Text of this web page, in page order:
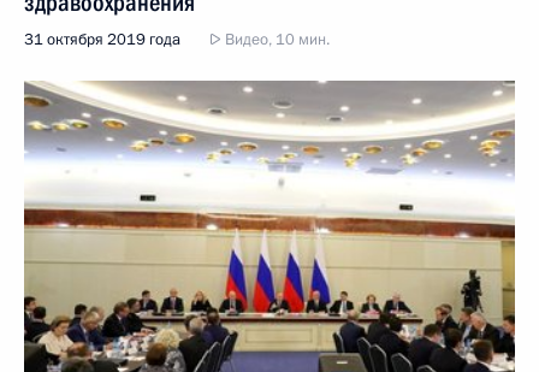
31 октября 2019 года Видео, 10 мин.